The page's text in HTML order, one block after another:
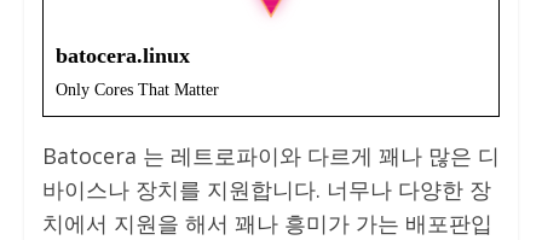
batocera.linux
Only Cores That Matter
Batocera 는 레트로파이와 다르게 꽤나 많은 디
바이스나 장치를 지원합니다. 너무나 다양한 장
치에서 지원을 해서 꽤나 흥미가 가는 배포판입